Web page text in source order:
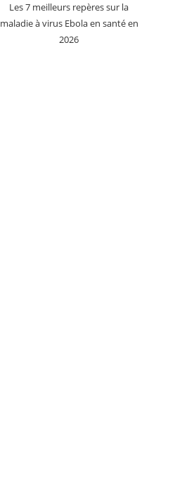
Les 7 meilleurs repères sur la
maladie à virus Ebola en santé en
2026